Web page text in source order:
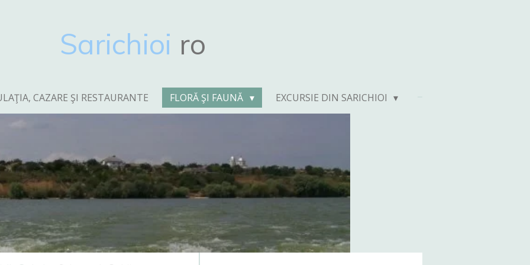
Sarichioi ro
CAZARE ŞI RESTAURANTE FLORĂ ŞI FAUNĂ EXCURSIE DIN SARICHIOI